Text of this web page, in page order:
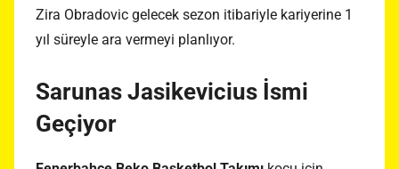
Zira Obradovic gelecek sezon itibariyle kariyerine 1
yıl süreyle ara vermeyi planlıyor.
Sarunas Jasikevicius İsmi
Geçiyor